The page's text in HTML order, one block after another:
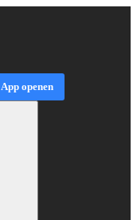
App openen